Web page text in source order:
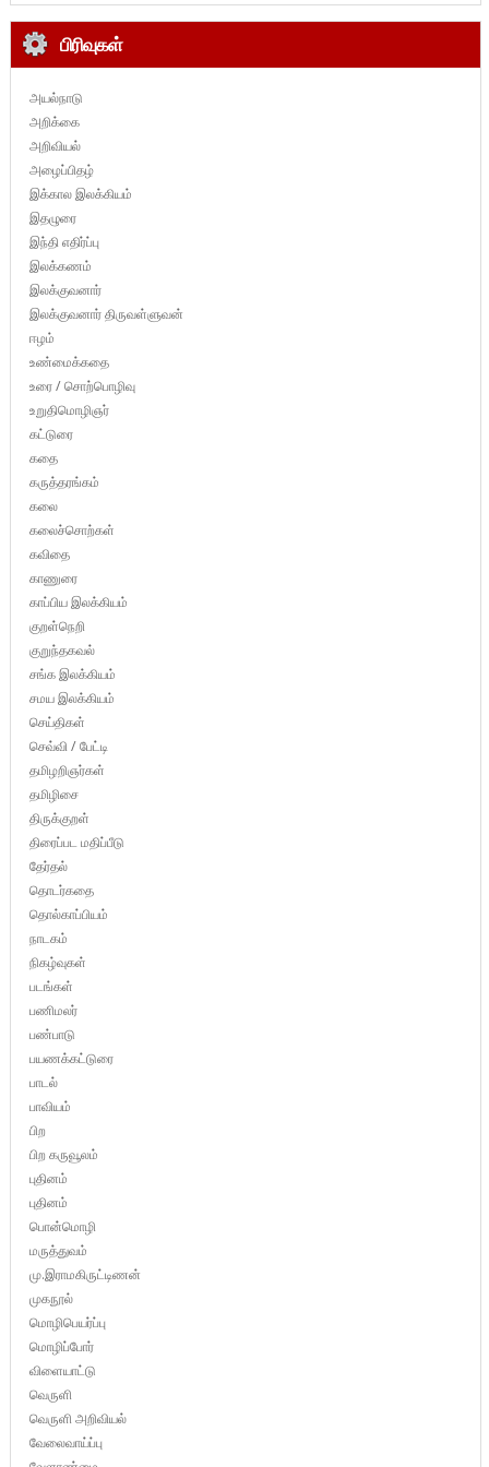
பிரிவுகள்
அயல்நாடு
அறிக்கை
அறிவியல்
அழைப்பிதழ்
இக்கால இலக்கியம்
இதழுரை
இந்தி எதிர்ப்பு
இலக்கணம்
இலக்குவனார்
இலக்குவனார் திருவள்ளுவன்
ஈழம்
உண்மைக்கதை
உரை / சொற்பொழிவு
உறுதிமொழிஞர்
கட்டுரை
கதை
கருத்தரங்கம்
கலை
கலைச்சொற்கள்
கவிதை
காணுரை
காப்பிய இலக்கியம்
குறள்நெறி
குறுந்தகவல்
சங்க இலக்கியம்
சமய இலக்கியம்
செய்திகள்
செவ்வி / பேட்டி
தமிழறிஞர்கள்
தமிழிசை
திருக்குறள்
திரைப்பட மதிப்பீடு
தேர்தல்
தொடர்கதை
தொல்காப்பியம்
நாடகம்
நிகழ்வுகள்
படங்கள்
பணிமலர்
பண்பாடு
பயணக்கட்டுரை
பாடல்
பாவியம்
பிற
பிற கருவூலம்
புதினம்
புதினம்
பொன்மொழி
மருத்துவம்
மு.இராமகிருட்டிணன்
முகநூல்
மொழிபெயர்ப்பு
மொழிப்போர்
விளையாட்டு
வெருளி
வெருளி அறிவியல்
வேலைவாய்ப்பு